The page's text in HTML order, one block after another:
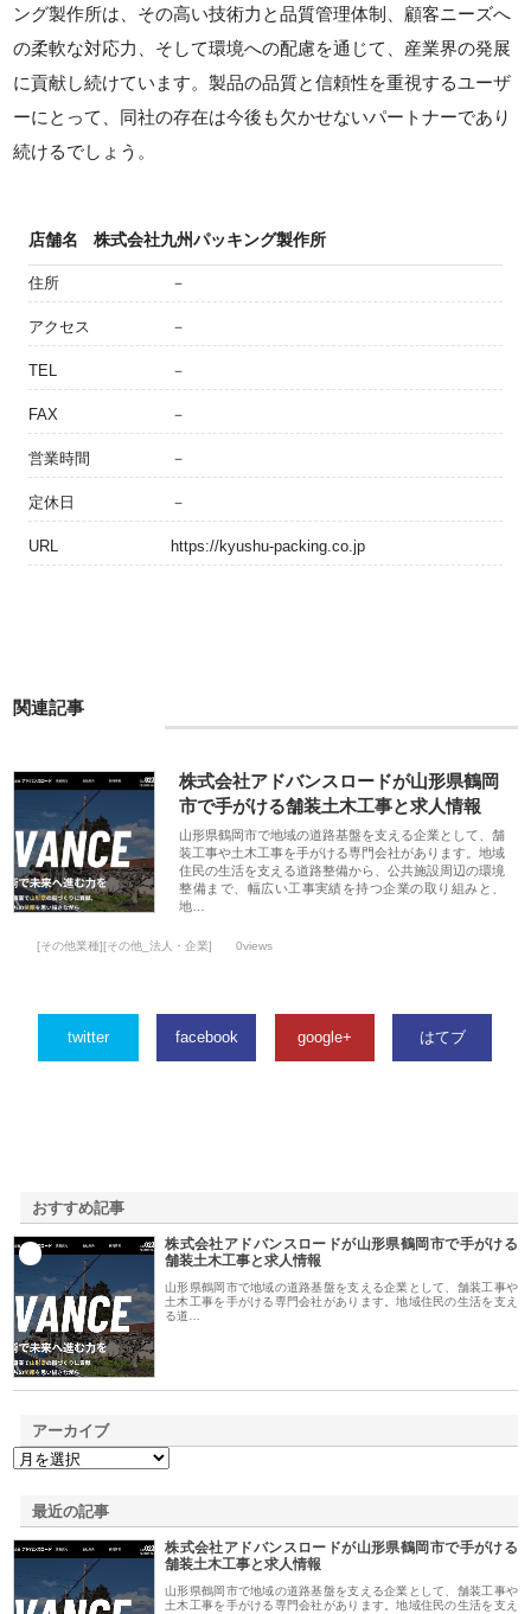
ング製作所は、その高い技術力と品質管理体制、顧客ニーズへ
の柔軟な対応力、そして環境への配慮を通じて、産業界の発展
に貢献し続けています。製品の品質と信頼性を重視するユーザ
ーにとって、同社の存在は今後も欠かせないパートナーであり
続けるでしょう。
店舗名 株式会社九州パッキング製作所
住所 －
アクセス －
TEL －
FAX －
営業時間 －
定休日 －
URL https://kyushu-packing.co.jp
関連記事
株式会社アドバンスロードが山形県鶴岡
市で手がける舗装土木工事と求人情報
山形県鶴岡市で地域の道路基盤を支える企業として、舗
装工事や土木工事を手がける専門会社があります。地域
住民の生活を支える道路整備から、公共施設周辺の環境
整備まで、幅広い工事実績を持つ企業の取り組みと、
地…
[その他業種][その他_法人・企業] 0views
twitter facebook google+ はてブ
おすすめ記事
株式会社アドバンスロードが山形県鶴岡市で手がける
舗装土木工事と求人情報
山形県鶴岡市で地域の道路基盤を支える企業として、舗装工事や
土木工事を手がける専門会社があります。地域住民の生活を支え
る道…
アーカイブ
最近の記事
株式会社アドバンスロードが山形県鶴岡市で手がける
舗装土木工事と求人情報
山形県鶴岡市で地域の道路基盤を支える企業として、舗装工事や
土木工事を手がける専門会社があります。地域住民の生活を支え